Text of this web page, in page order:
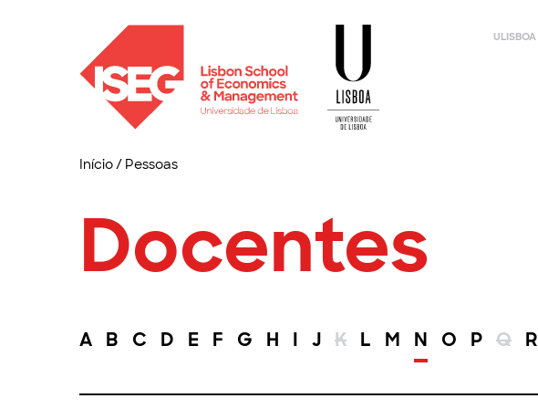
ULISBOA
Início/ Pessoas
Docentes
A B C D E F G H I J K L M N O P Q R